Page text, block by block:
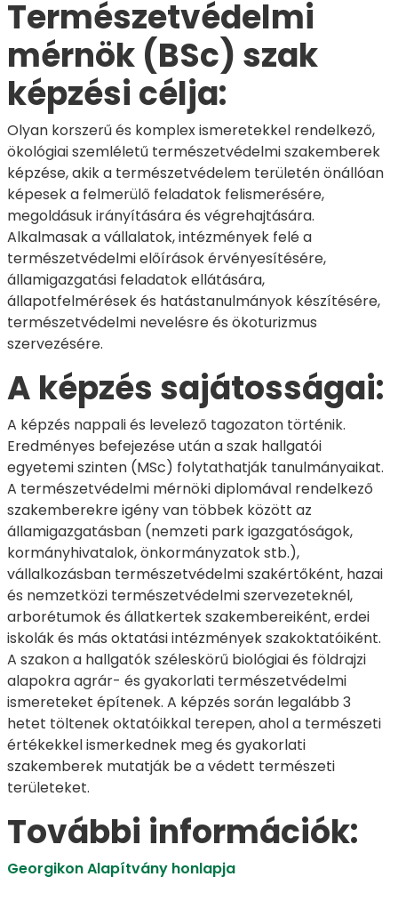
Természetvédelmi
mérnök (BSc) szak
képzési célja:
Olyan korszerű és komplex ismeretekkel rendelkező,
ökológiai szemléletű természetvédelmi szakemberek
képzése, akik a természetvédelem területén önállóan
képesek a felmerülő feladatok felismerésére,
megoldásuk irányítására és végrehajtására.
Alkalmasak a vállalatok, intézmények felé a
természetvédelmi előírások érvényesítésére,
államigazgatási feladatok ellátására,
állapotfelmérések és hatástanulmányok készítésére,
természetvédelmi nevelésre és ökoturizmus
szervezésére.
A képzés sajátosságai:
A képzés nappali és levelező tagozaton történik.
Eredményes befejezése után a szak hallgatói
egyetemi szinten (MSc) folytathatják tanulmányaikat.
A természetvédelmi mérnöki diplomával rendelkező
szakemberekre igény van többek között az
államigazgatásban (nemzeti park igazgatóságok,
kormányhivatalok, önkormányzatok stb.),
vállalkozásban természetvédelmi szakértőként, hazai
és nemzetközi természetvédelmi szervezeteknél,
arborétumok és állatkertek szakembereiként, erdei
iskolák és más oktatási intézmények szakoktatóiként.
A szakon a hallgatók széleskörű biológiai és földrajzi
alapokra agrár- és gyakorlati természetvédelmi
ismereteket építenek. A képzés során legalább 3
hetet töltenek oktatóikkal terepen, ahol a természeti
értékekkel ismerkednek meg és gyakorlati
szakemberek mutatják be a védett természeti
területeket.
További információk:
Georgikon Alapítvány honlapja